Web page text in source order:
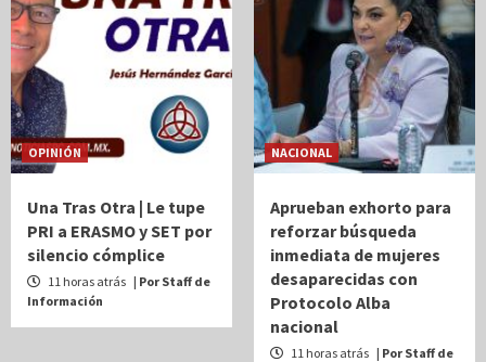
OPINIÓN
Una Tras Otra | Le tupe
PRI a ERASMO y SET por
silencio cómplice
11 horas atrás | Por Staff de
Información
NACIONAL
Aprueban exhorto para
reforzar búsqueda
inmediata de mujeres
desaparecidas con
Protocolo Alba
nacional
11 horas atrás | Por Staff de